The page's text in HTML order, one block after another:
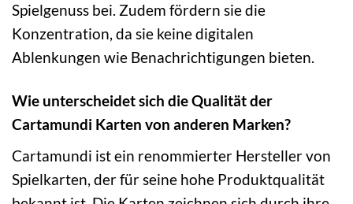
Spielgenuss bei. Zudem fördern sie die
Konzentration, da sie keine digitalen
Ablenkungen wie Benachrichtigungen bieten.
Wie unterscheidet sich die Qualität der
Cartamundi Karten von anderen Marken?
Cartamundi ist ein renommierter Hersteller von
Spielkarten, der für seine hohe Produktqualität